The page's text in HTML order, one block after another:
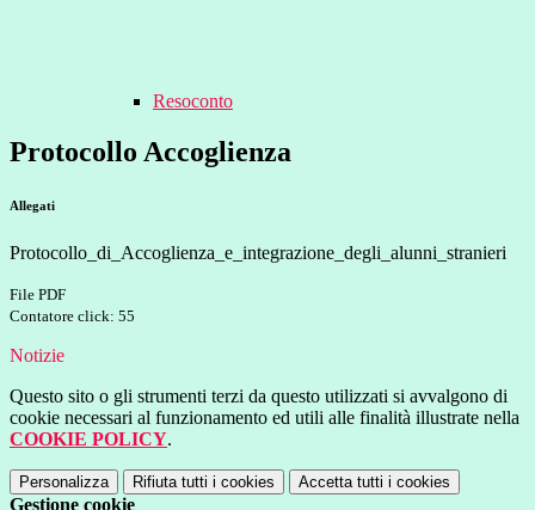
Resoconto
Protocollo Accoglienza
Allegati
Protocollo_di_Accoglienza_e_integrazione_degli_alunni_stranieri
File PDF
Contatore click: 55
Notizie
Questo sito o gli strumenti terzi da questo utilizzati si avvalgono di
cookie necessari al funzionamento ed utili alle finalità illustrate nella
COOKIE POLICY.
Personalizza Rifiuta tutti i cookies Accetta tutti i cookies
Gestione cookie